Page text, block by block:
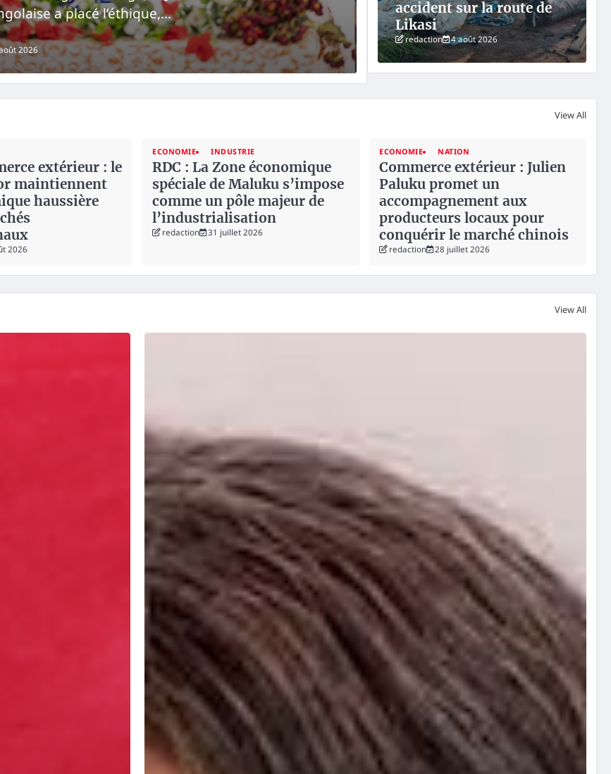
a placé l’éthique,…
2026
les relations entre Rabat et Bogotá…
redaction 8 août 2026
accident sur la route de
Likasi
redaction 4 août 2026
View All
extérieur : le
maintiennent
haussière
2026
ECONOMIE INDUSTRIE
RDC : La Zone économique
spéciale de Maluku s’impose
comme un pôle majeur de
l’industrialisation
redaction 31 juillet 2026
ECONOMIE NATION
Commerce extérieur : Julien
Paluku promet un
accompagnement aux
producteurs locaux pour
conquérir le marché chinois
redaction 28 juillet 2026
View All